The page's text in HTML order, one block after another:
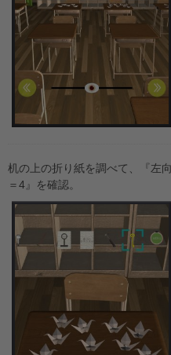
机の上の折り紙を調べて、『左
＝4』を確認。